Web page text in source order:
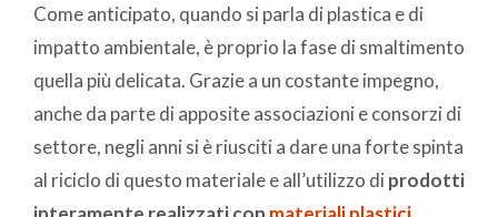
Come anticipato, quando si parla di plastica e di
impatto ambientale, è proprio la fase di smaltimento
quella più delicata. Grazie a un costante impegno,
anche da parte di apposite associazioni e consorzi di
settore, negli anni si è riusciti a dare una forte spinta
al riciclo di questo materiale e all’utilizzo di prodotti